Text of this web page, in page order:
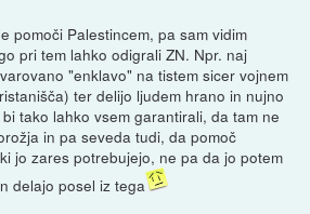
pomoči Palestincem, pa sam vidim
pri tem lahko odigrali ZN. Npr. naj
"enklavo" na tistem sicer vojnem
ter delijo ljudem hrano in nujno
tako lahko vsem garantirali, da tam ne
in pa seveda tudi, da pomoč
jo zares potrebujejo, ne pa da jo potem
delajo posel iz tega